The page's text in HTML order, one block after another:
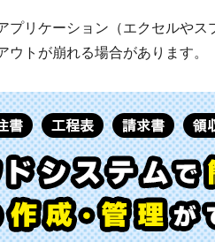
プリケーション（エクセルや
ウトが崩れる場合があります。